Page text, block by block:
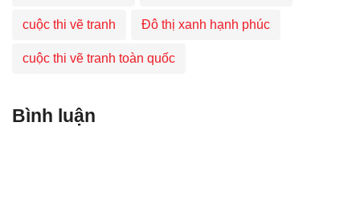
cuộc thi vẽ tranh Đô thị xanh hạnh phúc
cuộc thi vẽ tranh toàn quốc
Bình luận